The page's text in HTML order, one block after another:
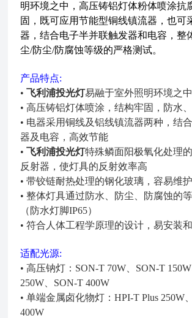
明环境之中，高压铸铝灯体粉体喷涂抗
固，既可应用节能型铜线镇流器，也可
器，结合电子半并联触发器和电容，整
尘/防尘/防腐蚀等级的严格测试。
产品特点:
•飞利浦投光灯易融于室外照明环境之中
• 高压铸铝灯体喷涂，结构牢固，防水
• 电器采用铜线及铝线镇流器两种，结
器及电容，高效节能
• 飞利浦投光灯特殊鳞面阳极氧化处理
反射器，使灯具的反射效率高
• 带铰链耐热处理的钢化玻璃，容易维
• 整体灯具通过防水、防尘、防腐蚀的
（防水灯脚IP65）
• 符合人体工程学原理的设计，易安装
适配光源:
• 高压钠灯：SON-T 70W、SON-T
250W、SON-T 400W
• 单端金属卤化物灯：HPI-T Plus 250W
400W